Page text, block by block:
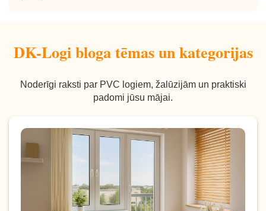
DK-Logi bloga tēmas un kategorijas
Noderīgi raksti par PVC logiem, žalūzijām un praktiski
padomi jūsu mājai.